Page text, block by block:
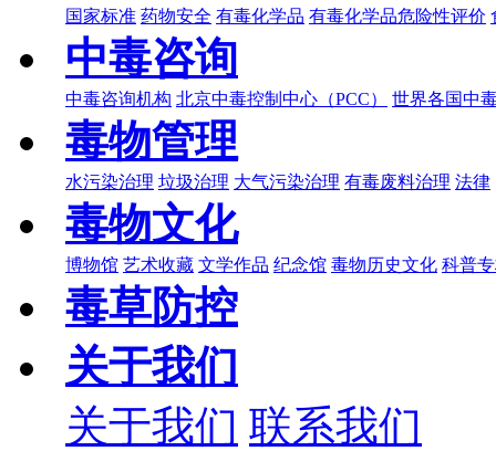
国家标准 药物安全 有毒化学品 有毒化学品危险性评价
中毒咨询
中毒咨询机构 北京中毒控制中心（PCC） 世界各国中
毒物管理
水污染治理 垃圾治理 大气污染治理 有毒废料治理 法律
毒物文化
博物馆 艺术收藏 文学作品 纪念馆 毒物历史文化 科普
毒草防控
关于我们
关于我们 联系我们